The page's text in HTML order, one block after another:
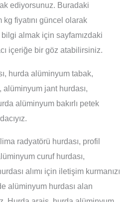
ediyorsunuz. Buradaki
fiyatını güncel olarak
almak için sayfamızdaki
içeriğe bir göz atabilirsiniz.
hurda alüminyum tabak,
jant hurdası,
alüminyum bakırlı petek
radyatörü hurdası, profil
curuf hurdası,
alımı için iletişim kurmanızı
alüminyum hurdası alan